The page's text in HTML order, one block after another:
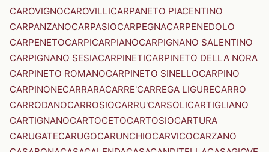
CAROVIGNOCAROVILLICARPANETO PIACENTINO
CARPANZANOCARPASIOCARPEGNACARPENEDOLO
CARPENETOCARPICARPIANOCARPIGNANO SALENTINO
CARPIGNANO SESIACARPINETICARPINETO DELLA NORA
CARPINETO ROMANOCARPINETO SINELLOCARPINO
CARPINONECARRARACARRE'CARREGA LIGURECARRO
CARRODANOCARROSIOCARRU'CARSOLICARTIGLIANO
CARTIGNANOCARTOCETOCARTOSIOCARTURA
CARUGATECARUGOCARUNCHIOCARVICOCARZANO